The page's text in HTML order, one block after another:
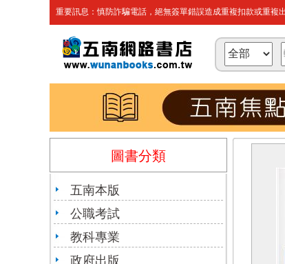
重要訊息：慎防詐騙電話，絕無簽單錯誤造成重複扣款或重複
圖書分類
五南本版
公職考試
教科專業
政府出版